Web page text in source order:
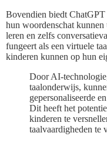
Bovendien biedt
hun woordenschat
leren en zelfs
fungeert als een virtuele
kinderen kunnen op hun
Door AI-
taalonderwijs,
gepersonaliseerde
Dit heeft het
kinderen te
taalvaardigheden te